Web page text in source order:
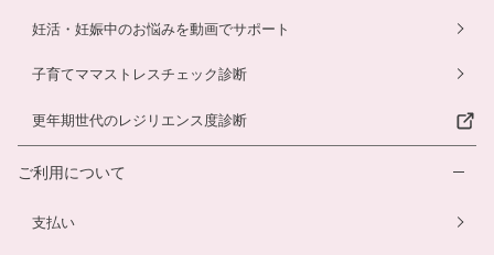
妊活・妊娠中のお悩みを動画でサポート
子育てママストレスチェック診断
更年期世代のレジリエンス度診断
ご利用について
支払い